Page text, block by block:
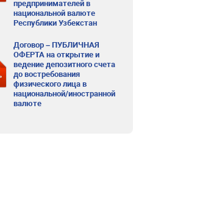
предпринимателей в
национальной валюте
Республики Узбекстан
Договор – ПУБЛИЧНАЯ
ОФЕРТА на открытие и
ведение депозитного счета
до востребования
физического лица в
национальной/иностранной
валюте